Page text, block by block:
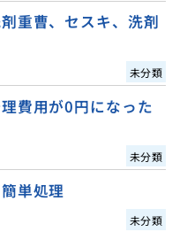
重曹、セスキ、洗剤
未分類
費用が0円になった
未分類
単処理
未分類